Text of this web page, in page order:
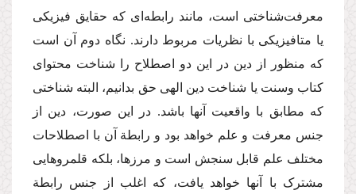
معرفت‌شناختی است، مانند رابطه‌ای که حقایق فیزیکی
یا متافیزیکی با نظریات مربوط دارند. نگاه دوم آن است
که منظور از دین در این دو اصطلاح را شناخت محتوای
کتاب وسنت یا شناخت دین الهی حق بدانیم، البته شناختی
که مطابق با واقعیت آنها باشد. در این صورت، دین از
جنس معرفت و علم خواهد بود و رابطة آن با اصطلاحات
مختلف علم قابل سنجش است و مرزها، بلکه قلمروهایی
مشترک با آنها خواهد یافت، که اغلب از جنس رابطة